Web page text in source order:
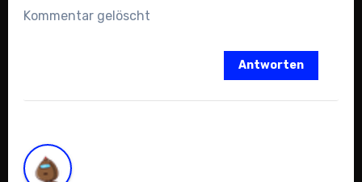
Kommentar gelöscht
Antworten